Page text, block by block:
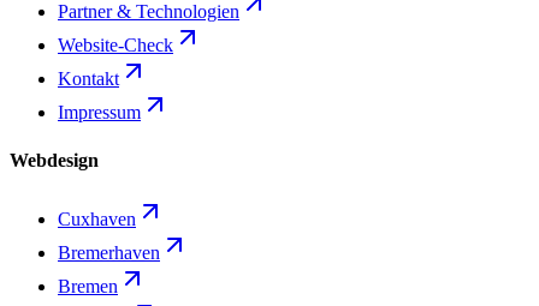
Partner & Technologien
Website-Check
Kontakt
Impressum
Webdesign
Cuxhaven
Bremerhaven
Bremen